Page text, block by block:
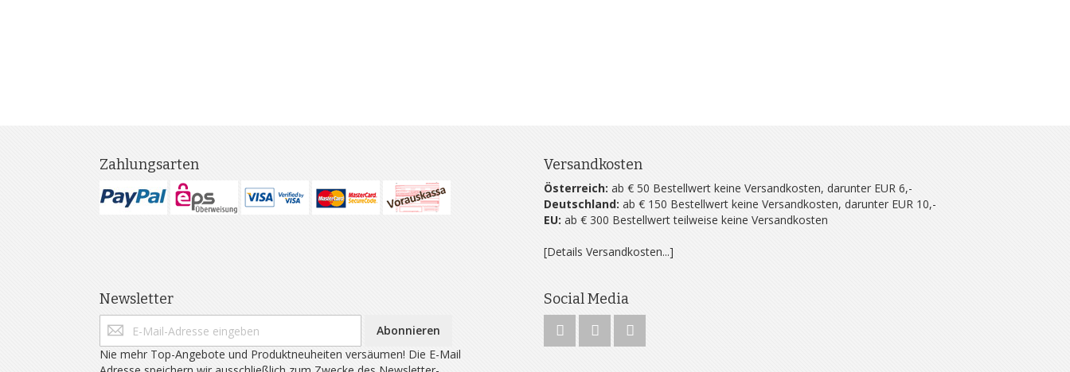
Zahlungsarten Versandkosten
Österreich: ab € 50 Bestellwert keine Versandkosten, darunter EUR 6,-
Deutschland: ab € 150 Bestellwert keine Versandkosten, darunter EUR 10,-
EU: ab € 300 Bestellwert teilweise keine Versandkosten
[Details Versandkosten...]
Newsletter
Abonnieren
Nie mehr Top-Angebote und Produktneuheiten versäumen! Die E-Mail
Social Media